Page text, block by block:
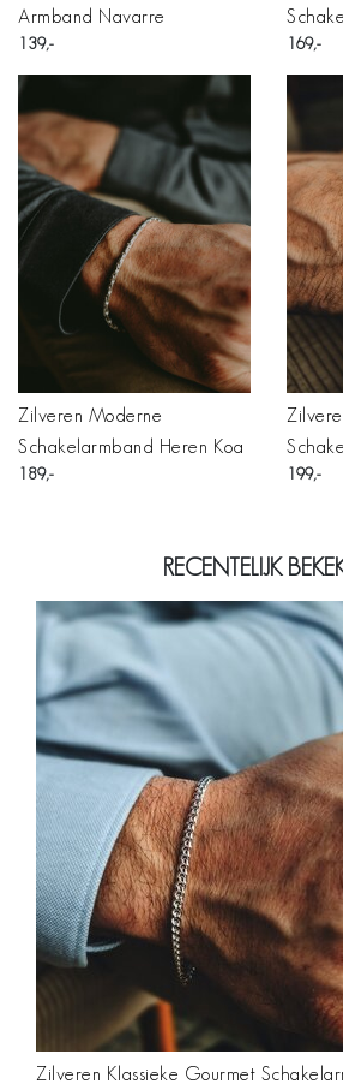
Armband Navarre
139 169
Zilveren Moderne
Schakelarmband Heren Koa
189 199
RECENTELIJK
Zilveren Klassieke Gourmet